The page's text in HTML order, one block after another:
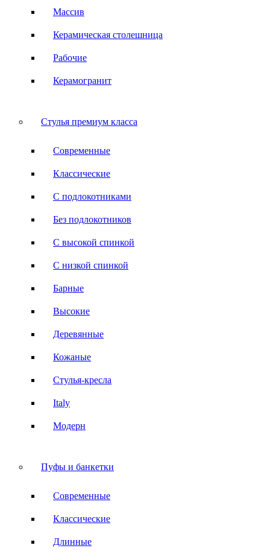
Массив
Керамическая столешница
Рабочие
Керамогранит
Стулья премиум класса
Современные
Классические
С подлокотниками
Без подлокотников
С высокой спинкой
С низкой спинкой
Барные
Высокие
Деревянные
Кожаные
Стулья-кресла
Italy
Модерн
Пуфы и банкетки
Современные
Классические
Длинные